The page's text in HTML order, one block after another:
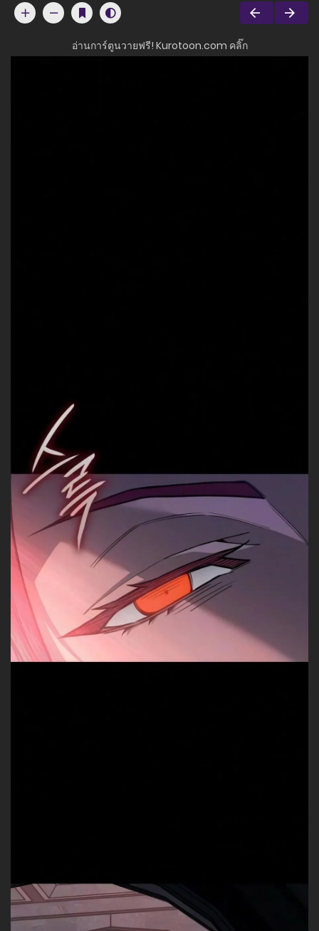
อ่านการ์ตูนวายฟรี! Kurotoon.com คลิ๊ก